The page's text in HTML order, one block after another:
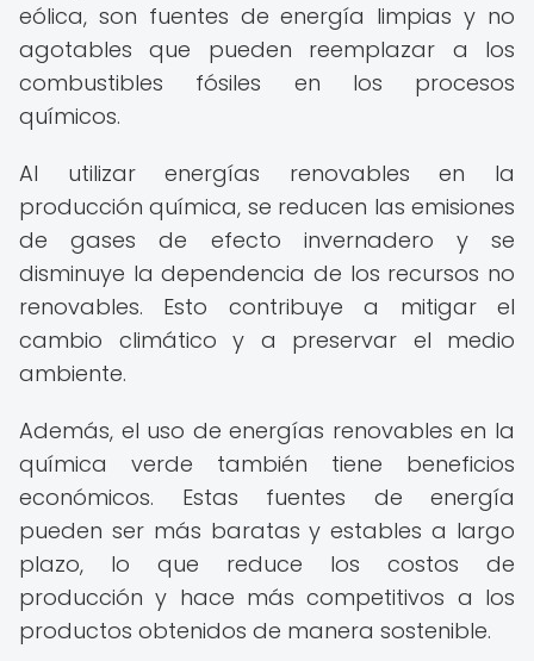
eólica, son fuentes de energía limpias y no
agotables que pueden reemplazar a los
combustibles fósiles en los procesos
químicos.
Al utilizar energías renovables en la
producción química, se reducen las emisiones
de gases de efecto invernadero y se
disminuye la dependencia de los recursos no
renovables. Esto contribuye a mitigar el
cambio climático y a preservar el medio
ambiente.
Además, el uso de energías renovables en la
química verde también tiene beneficios
económicos. Estas fuentes de energía
pueden ser más baratas y estables a largo
plazo, lo que reduce los costos de
producción y hace más competitivos a los
productos obtenidos de manera sostenible.